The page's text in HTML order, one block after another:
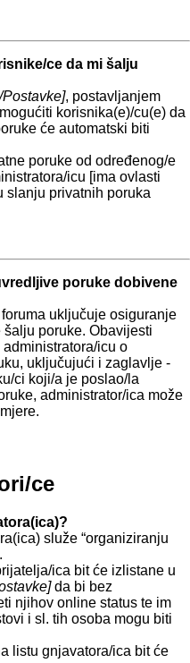
ce da mi šalju
, postavljanjem
korisnika(e)/cu(e) da
će automatski biti
poruke od određenog/e
icu [ima ovlasti
slanju privatnih poruka
poruke dobivene
uključuje osiguranje
poruke. Obavijesti
icu o
uključujući i zaglavlje -
ci koji/a je poslao/la
administrator/ica može
ce
služe “organiziranju
ica bit će izlistane u
da bi bez
njihov online status te im
i sl. tih osoba mogu biti
listu gnjavatora/ica bit će